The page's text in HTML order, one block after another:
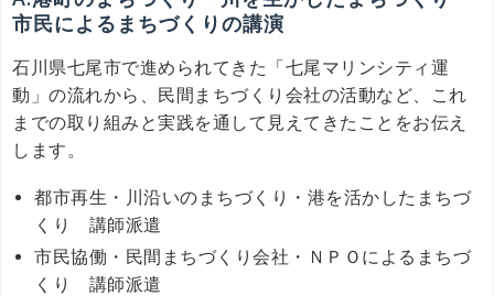
市民によるまちづくりの講演
石川県七尾市で進められてきた「七尾マリンシティ運
動」の流れから、民間まちづくり会社の活動など、これ
までの取り組みと実践を通して見えてきたことをお伝え
します。
都市再生・川沿いのまちづくり・港を活かしたまちづ
くり 講師派遣
市民協働・民間まちづくり会社・ＮＰＯによるまちづ
くり 講師派遣